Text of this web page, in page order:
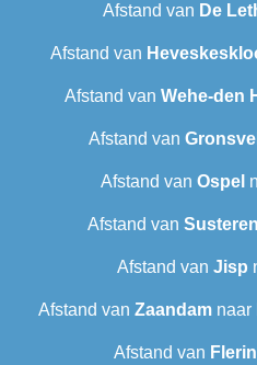
Afstand van De
Afstand van
Afstand van Wehe-den
Afstand van
Afstand van Ospel
Afstand van Susteren
Afstand van Jisp
Afstand van Zaandamnaar
Afstand van